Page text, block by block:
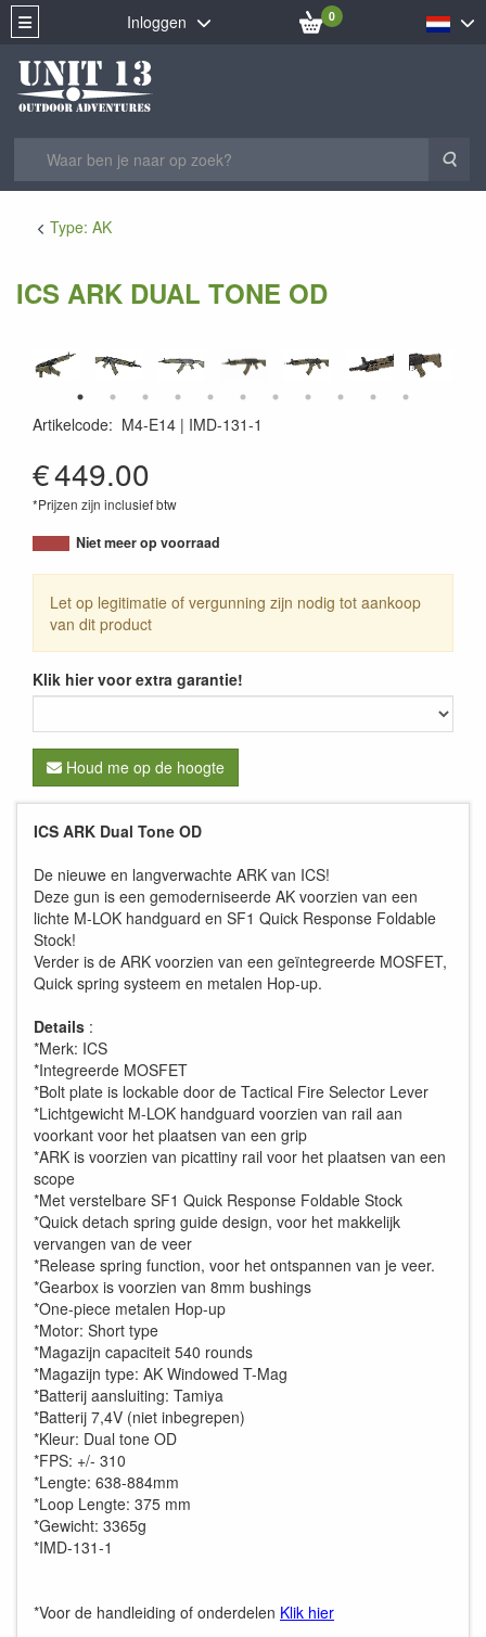
Inloggen 0
Type: AK
ICS ARK DUAL TONE OD
Artikelcode: M4-E14
IMD-131-1
€449.00
*Prijzen zijn inclusief btw
Niet meer op voorraad
Let op legitimatie of vergunning zijn nodig tot aankoop
van dit product
Klik hier voor extra garantie!
Houd me op de hoogte
ICS ARK Dual Tone OD
De nieuwe en langverwachte ARK van ICS!
Deze gun is een gemoderniseerde AK voorzien van een
lichte M-LOK handguard en SF1 Quick Response Foldable
Stock!
Verder is de ARK voorzien van een geïntegreerde MOSFET,
Quick spring systeem en metalen Hop-up.
Details :
*Merk: ICS
*Integreerde MOSFET
*Bolt plate is lockable door de Tactical Fire Selector Lever
*Lichtgewicht M-LOK handguard voorzien van rail aan
voorkant voor het plaatsen van een grip
*ARK is voorzien van picattiny rail voor het plaatsen van een
scope
*Met verstelbare SF1 Quick Response Foldable Stock
*Quick detach spring guide design, voor het makkelijk
vervangen van de veer
*Release spring function, voor het ontspannen van je veer.
*Gearbox is voorzien van 8mm bushings
*One-piece metalen Hop-up
*Motor: Short type
*Magazijn capaciteit 540 rounds
*Magazijn type: AK Windowed T-Mag
*Batterij aansluiting: Tamiya
*Batterij 7,4V (niet inbegrepen)
*Kleur: Dual tone OD
*FPS: +/- 310
*Lengte: 638-884mm
*Loop Lengte: 375 mm
*Gewicht: 3365g
*IMD-131-1
*Voor de handleiding of onderdelen Klik hier